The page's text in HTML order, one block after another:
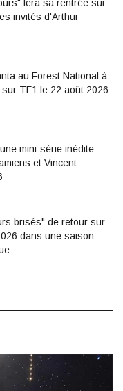
fera sa rentrée sur
invités d'Arthur
au Forest National à
TF1 le 22 août 2026
mini-série inédite
et Vincent
brisés" de retour sur
dans une saison